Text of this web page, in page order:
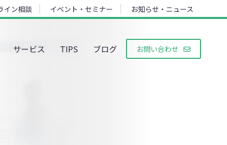
イン相談 イベント・セミナー お知らせ・ニュース
サービス TIPS ブログ お問い合わせ